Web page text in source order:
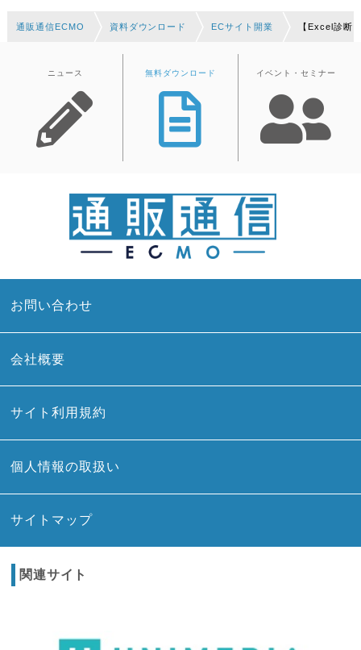
通販通信ECMO 資料ダウンロード ECサイト開業 【Excel診断
ニュース 無料ダウンロード イベント・セミナー
お問い合わせ
会社概要
サイト利用規約
個人情報の取扱い
サイトマップ
関連サイト